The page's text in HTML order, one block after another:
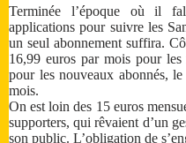
Terminée l’époque où il
applications pour suivre les
un seul abonnement suffira.
16,99 euros par mois pour les
pour les nouveaux abonnés,
mois.
On est loin des 15 euros
supporters, qui rêvaient d’un
son public. L’obligation de